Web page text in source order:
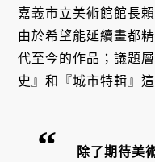
嘉義市立美術館館長
由於希望能延續畫都
代至今的作品；議題
史』和『城市特輯』
除了期待美